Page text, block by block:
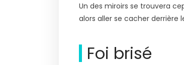
Un des miroirs se trouvera
alors aller se cacher derrière
Foi brisé